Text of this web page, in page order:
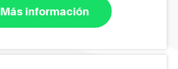
Más información